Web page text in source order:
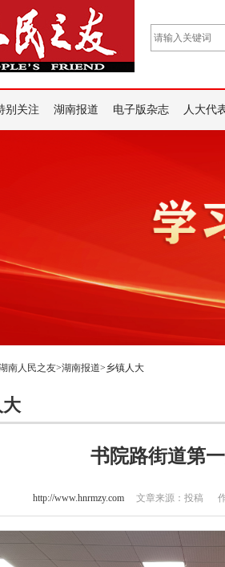
别关注 湖南报道 电子版杂志 人大代
南人民之友>湖南报道>乡镇人大
书院路街道第
http://www.hnrmzy.com 文章来源：投稿 作